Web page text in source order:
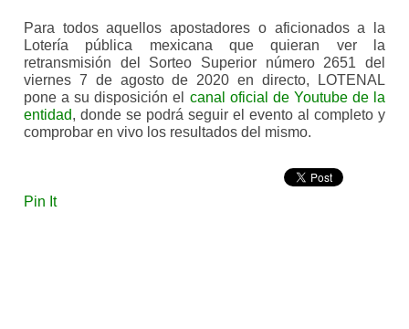
Para todos aquellos apostadores o aficionados a la
Lotería pública mexicana que quieran ver la
retransmisión del Sorteo Superior número 2651 del
viernes 7 de agosto de 2020 en directo, LOTENAL
pone a su disposición el canal oficial de Youtube de la
entidad, donde se podrá seguir el evento al completo y
comprobar en vivo los resultados del mismo.
Pin It